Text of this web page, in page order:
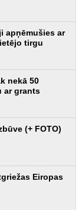
apņēmušies ar
tirgu
nekā 50
ar grants
(+ FOTO)
Eiropas